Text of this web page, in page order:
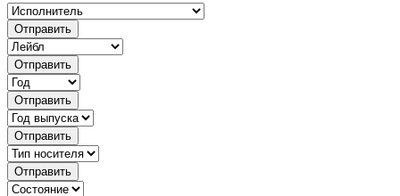
Отправить
Отправить
Отправить
Отправить
Отправить